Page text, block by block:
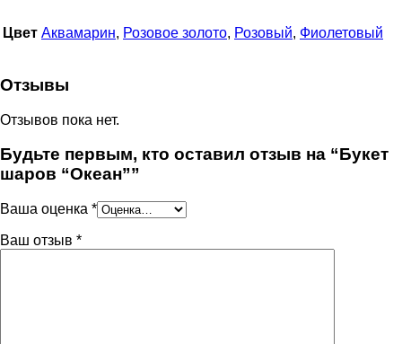
Цвет Аквамарин, Розовое золото, Розовый, Фиолетовый
Отзывы
Отзывов пока нет.
Будьте первым, кто оставил отзыв на “Букет
шаров “Океан””
Ваша оценка *
Ваш отзыв *